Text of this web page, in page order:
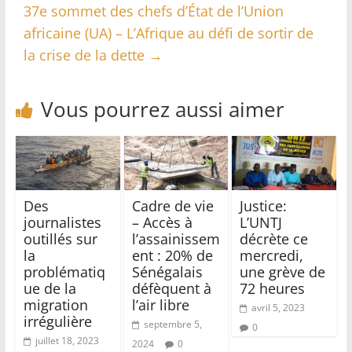
37e sommet des chefs d’État de l’Union
africaine (UA) – L’Afrique au défi de sortir de
la crise de la dette →
Vous pourrez aussi aimer
Des
journalistes
outillés sur
la
problématiq
ue de la
migration
irrégulière
juillet 18, 2023
Cadre de vie
– Accès à
l’assainissem
ent : 20% de
Sénégalais
défèquent à
l’air libre
septembre 5,
2024
0
Justice:
L’UNTJ
décrète ce
mercredi,
une grève de
72 heures
avril 5, 2023
0